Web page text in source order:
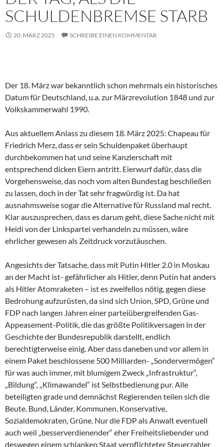
SCHULDENBREMSE STARB
20. MÄRZ 2025 SCHREIBE EINEN KOMMENTAR
Der 18. März war bekanntlich schon mehrmals ein historisches
Datum für Deutschland, u.a. zur Märzrevolution 1848 und zur
Volkskammerwahl 1990.
Aus aktuellem Anlass zu diesem 18. März 2025: Chapeau für
Friedrich Merz, dass er sein Schuldenpaket überhaupt
durchbekommen hat und seine Kanzlerschaft mit
entsprechend dicken Eiern antritt. Eierwurf dafür, dass die
Vorgehensweise, das noch vom alten Bundestag beschließen
zu lassen, doch in der Tat sehr fragwürdig ist. Da hat
ausnahmsweise sogar die Alternative für Russland mal recht.
Klar auszusprechen, dass es darum geht, diese Sache nicht mit
Heidi von der Linkspartei verhandeln zu müssen, wäre
ehrlicher gewesen als Zeitdruck vorzutäuschen.
Angesichts der Tatsache, dass mit Putin Hitler 2.0 in Moskau
an der Macht ist- gefährlicher als Hitler, denn Putin hat anders
als Hitler Atomraketen – ist es zweifellos nötig, gegen diese
Bedrohung aufzurüsten, da sind sich Union, SPD, Grüne und
FDP nach langen Jahren einer parteiübergreifenden Gas-
Appeasement-Politik, die das größte Politikversagen in der
Geschichte der Bundesrepublik darstellt, endlich
berechtigterweise einig. Aber dass daneben und vor allem in
einem Paket beschlossene 500 Milliarden- „Sondervermögen“
für was auch immer, mit blumigem Zweck „Infrastruktur“,
„Bildung“, „Klimawandel“ ist Selbstbedienung pur. Alle
beteiligten grade und demnächst Regierenden teilen sich die
Beute. Bund, Länder, Kommunen, Konservative,
Sozialdemokraten, Grüne. Nur die FDP als Anwalt eventuell
auch weil „besserverdienender“ eher Freiheitsliebender und
deswegen einem schlanken Staat verpflichteter Steuerzahler